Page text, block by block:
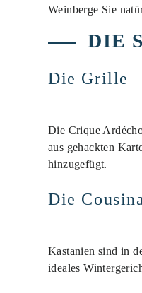
Weinberge Sie
DIE
Die Grille
Die Crique
aus gehackten
hinzugefügt.
Die Cousina
Kastanien sind in
ideales